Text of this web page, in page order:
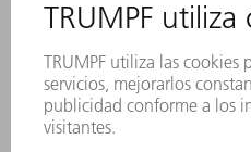
REGISTRO PARA EL BOLETÍN
MYTRUMPF
FICHAS TÉCNICAS DE SEGURIDAD
PRODUCTOS
MÁQUINAS Y SISTEMAS
LÁSER